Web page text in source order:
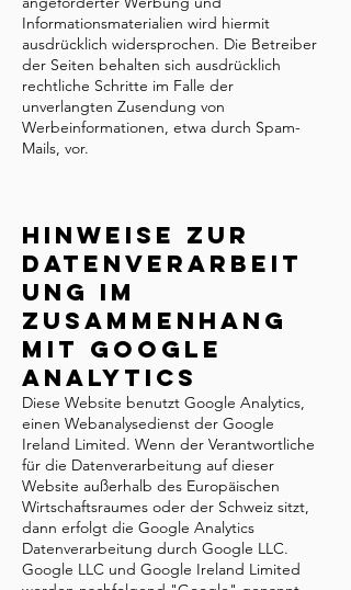
Informationsmaterialien wird hiermit
ausdrücklich widersprochen. Die Betreiber
der Seiten behalten sich ausdrücklich
rechtliche Schritte im Falle der
unverlangten Zusendung von
Werbeinformationen, etwa durch Spam-
Mails, vor.
Hinweise zur
Datenverarbeit
ung im
Zusammenhang
mit Google
Analytics
Diese Website benutzt Google Analytics,
einen Webanalysedienst der Google
Ireland Limited. Wenn der Verantwortliche
für die Datenverarbeitung auf dieser
Website außerhalb des Europäischen
Wirtschaftsraumes oder der Schweiz sitzt,
dann erfolgt die Google Analytics
Datenverarbeitung durch Google LLC.
Google LLC und Google Ireland Limited